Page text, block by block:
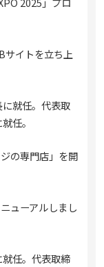
サイトを立ち上
就任。代表取
任。
の専門店」を開
ューアルしまし
任。代表取締